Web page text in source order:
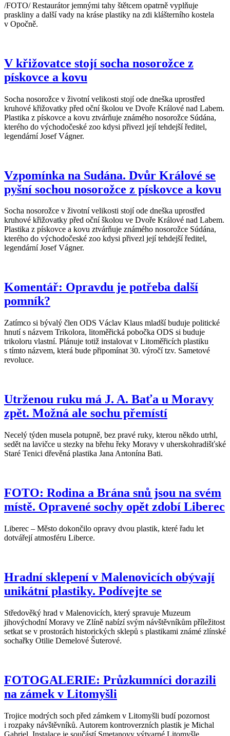
/FOTO/ Restaurátor jemnými tahy štětcem opatrně vyplňuje
praskliny a další vady na kráse plastiky na zdi klášterního kostela
v Opočně.
V křižovatce stojí socha nosorožce z
pískovce a kovu
Socha nosorožce v životní velikosti stojí ode dneška uprostřed
kruhové křižovatky před oční školou ve Dvoře Králové nad Labem.
Plastika z pískovce a kovu ztvárňuje známého nosorožce Súdána,
kterého do východočeské zoo kdysi přivezl její tehdejší ředitel,
legendární Josef Vágner.
Vzpomínka na Sudána. Dvůr Králové se
pyšní sochou nosorožce z pískovce a kovu
Socha nosorožce v životní velikosti stojí ode dneška uprostřed
kruhové křižovatky před oční školou ve Dvoře Králové nad Labem.
Plastika z pískovce a kovu ztvárňuje známého nosorožce Súdána,
kterého do východočeské zoo kdysi přivezl její tehdejší ředitel,
legendární Josef Vágner.
Komentář: Opravdu je potřeba další
pomník?
Zatímco si bývalý člen ODS Václav Klaus mladší buduje politické
hnutí s názvem Trikolora, litoměřická pobočka ODS si buduje
trikoloru vlastní. Plánuje totiž instalovat v Litoměřicích plastiku
s tímto názvem, která bude připomínat 30. výročí tzv. Sametové
revoluce.
Utrženou ruku má J. A. Baťa u Moravy
zpět. Možná ale sochu přemístí
Necelý týden musela potupně, bez pravé ruky, kterou někdo utrhl,
sedět na lavičce u stezky na břehu řeky Moravy v uherskohradišťské
Staré Tenici dřevěná plastika Jana Antonína Bati.
FOTO: Rodina a Brána snů jsou na svém
místě. Opravené sochy opět zdobí Liberec
Liberec – Město dokončilo opravy dvou plastik, které řadu let
dotvářejí atmosféru Liberce.
Hradní sklepení v Malenovicích obývají
unikátní plastiky. Podívejte se
Středověký hrad v Malenovicích, který spravuje Muzeum
jihovýchodní Moravy ve Zlíně nabízí svým návštěvníkům příležitost
setkat se v prostorách historických sklepů s plastikami známé zlínské
sochařky Otilie Demelové Šuterové.
FOTOGALERIE: Průzkumníci dorazili
na zámek v Litomyšli
Trojice modrých soch před zámkem v Litomyšli budí pozornost
i rozpaky návštěvníků. Autorem kontroverzních plastik je Michal
Gabriel. Instalace je součástí Smetanovy výtvarné Litomyšle,